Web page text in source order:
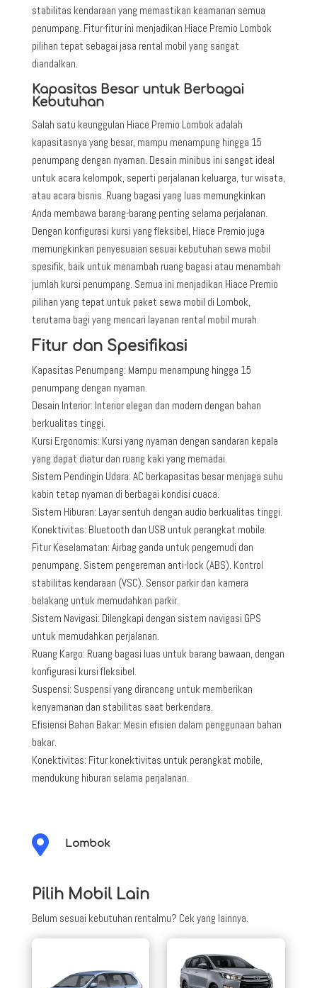
stabilitas kendaraan yang memastikan keamanan semua
penumpang. Fitur-fitur ini menjadikan Hiace Premio Lombok
pilihan tepat sebagai jasa rental mobil yang sangat
diandalkan.
Kapasitas Besar untuk Berbagai
Kebutuhan
Salah satu keunggulan Hiace Premio Lombok adalah
kapasitasnya yang besar, mampu menampung hingga 15
penumpang dengan nyaman. Desain minibus ini sangat ideal
untuk acara kelompok, seperti perjalanan keluarga, tur wisata,
atau acara bisnis. Ruang bagasi yang luas memungkinkan
Anda membawa barang-barang penting selama perjalanan.
Dengan konfigurasi kursi yang fleksibel, Hiace Premio juga
memungkinkan penyesuaian sesuai kebutuhan sewa mobil
spesifik, baik untuk menambah ruang bagasi atau menambah
jumlah kursi penumpang. Semua ini menjadikan Hiace Premio
pilihan yang tepat untuk paket sewa mobil di Lombok,
terutama bagi yang mencari layanan rental mobil murah.
Fitur dan Spesifikasi
Kapasitas Penumpang: Mampu menampung hingga 15
penumpang dengan nyaman.
Desain Interior: Interior elegan dan modern dengan bahan
berkualitas tinggi.
Kursi Ergonomis: Kursi yang nyaman dengan sandaran kepala
yang dapat diatur dan ruang kaki yang memadai.
Sistem Pendingin Udara: AC berkapasitas besar menjaga suhu
kabin tetap nyaman di berbagai kondisi cuaca.
Sistem Hiburan: Layar sentuh dengan audio berkualitas tinggi.
Konektivitas: Bluetooth dan USB untuk perangkat mobile.
Fitur Keselamatan: Airbag ganda untuk pengemudi dan
penumpang. Sistem pengereman anti-lock (ABS). Kontrol
stabilitas kendaraan (VSC). Sensor parkir dan kamera
belakang untuk memudahkan parkir.
Sistem Navigasi: Dilengkapi dengan sistem navigasi GPS
untuk memudahkan perjalanan.
Ruang Kargo: Ruang bagasi luas untuk barang bawaan, dengan
konfigurasi kursi fleksibel.
Suspensi: Suspensi yang dirancang untuk memberikan
kenyamanan dan stabilitas saat berkendara.
Efisiensi Bahan Bakar: Mesin efisien dalam penggunaan bahan
bakar.
Konektivitas: Fitur konektivitas untuk perangkat mobile,
mendukung hiburan selama perjalanan.
 Lombok
Pilih Mobil Lain
Belum sesuai kebutuhan rentalmu? Cek yang lainnya.